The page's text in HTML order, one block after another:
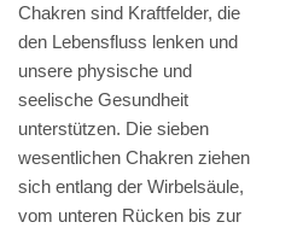
Chakren sind Kraftfelder, die
den Lebensfluss lenken und
unsere physische und
seelische Gesundheit
unterstützen. Die sieben
wesentlichen Chakren ziehen
sich entlang der Wirbelsäule,
vom unteren Rücken bis zur